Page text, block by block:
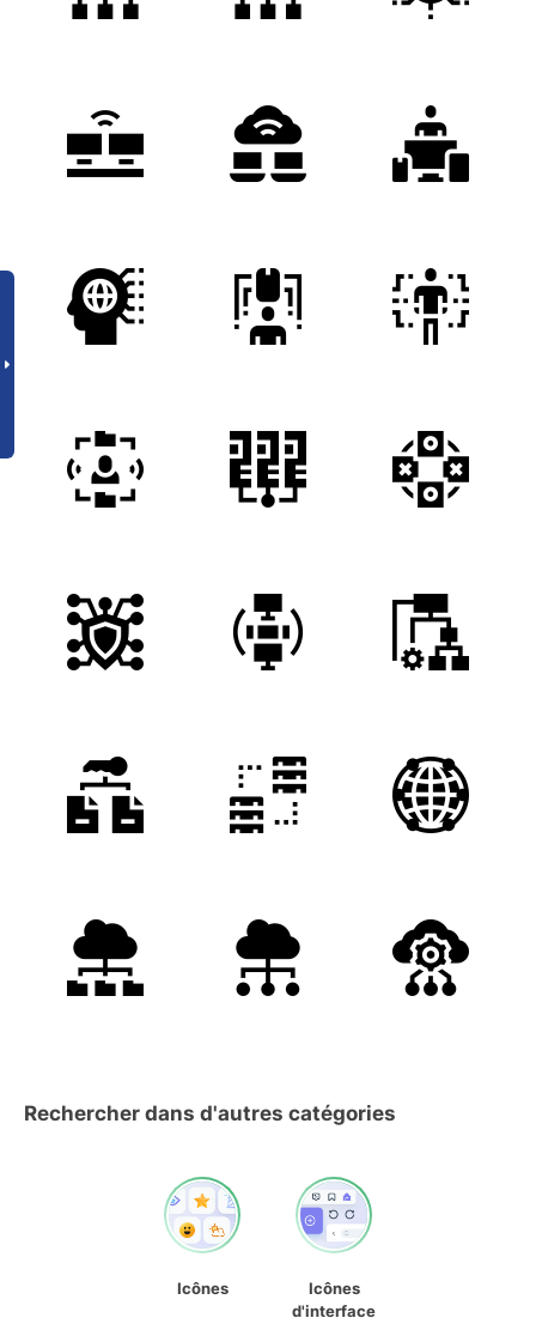
Rechercher dans d'autres catégories
Icônes
Icônes
d'interface